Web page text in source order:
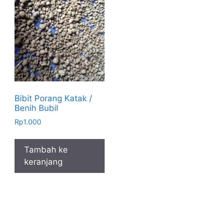
Bibit Porang Katak /
Benih Bubil
Rp1.000
Tambah ke
keranjang